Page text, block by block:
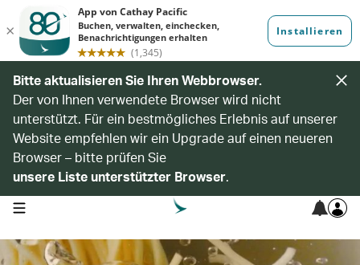
Bitte aktualisieren Sie Ihren Webbrowser.
Der von Ihnen verwendete Browser wird nicht
unterstützt. Für ein bestmögliches Erlebnis auf unserer
Website empfehlen wir ein Upgrade auf einen neueren
Browser – bitte prüfen Sie
unsere Liste unterstützter Browser.
open navigation menu